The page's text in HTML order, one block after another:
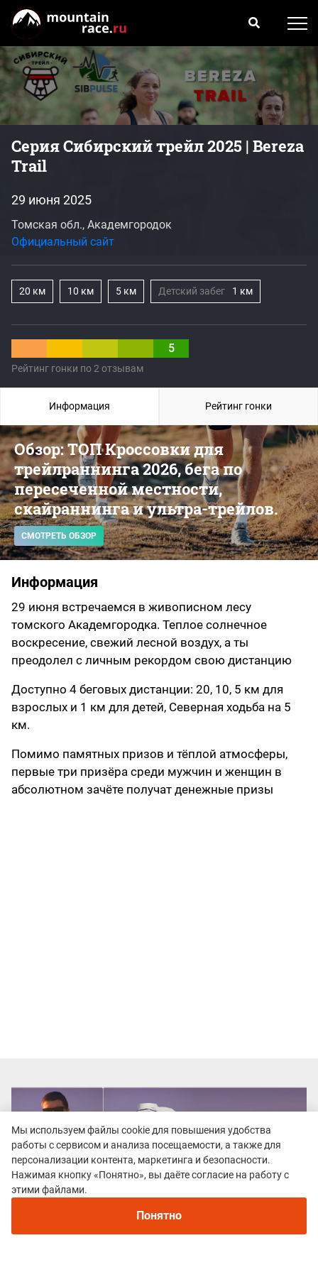
Серия Сибирский трейл 2025 | Bereza
Trail
5
Рейтинг гонки по 2 отзывам
29 июня 2025
Томская обл., Академгородок
Официальный сайт
20 км 10 км 5 км Детский забег 1 км
Обзор: ТОП Кроссовки для
трейлраннинга 2026, бега по
пересеченной местности,
скайраннинга и ультра-трейлов.
СМОТРЕТЬ ОБЗОР
Информация
29 июня встречаемся в живописном лесу
томского Академгородка. Теплое солнечное
воскресение, свежий лесной воздух, а ты
преодолел с личным рекордом свою дистанцию
Доступно 4 беговых дистанции: 20, 10, 5 км для
взрослых и 1 км для детей, Северная ходьба на 5
км.
Помимо памятных призов и тёплой атмосферы,
первые три призёра среди мужчин и женщин в
абсолютном зачёте получат денежные призы
Информация Рейтинг гонки
Мы используем файлы cookie для повышения удобства
работы с сервисом и анализа посещаемости, а также для
персонализации контента, маркетинга и безопасности.
Нажимая кнопку «Понятно», вы даёте согласие на работу с
этими файлами.
Понятно